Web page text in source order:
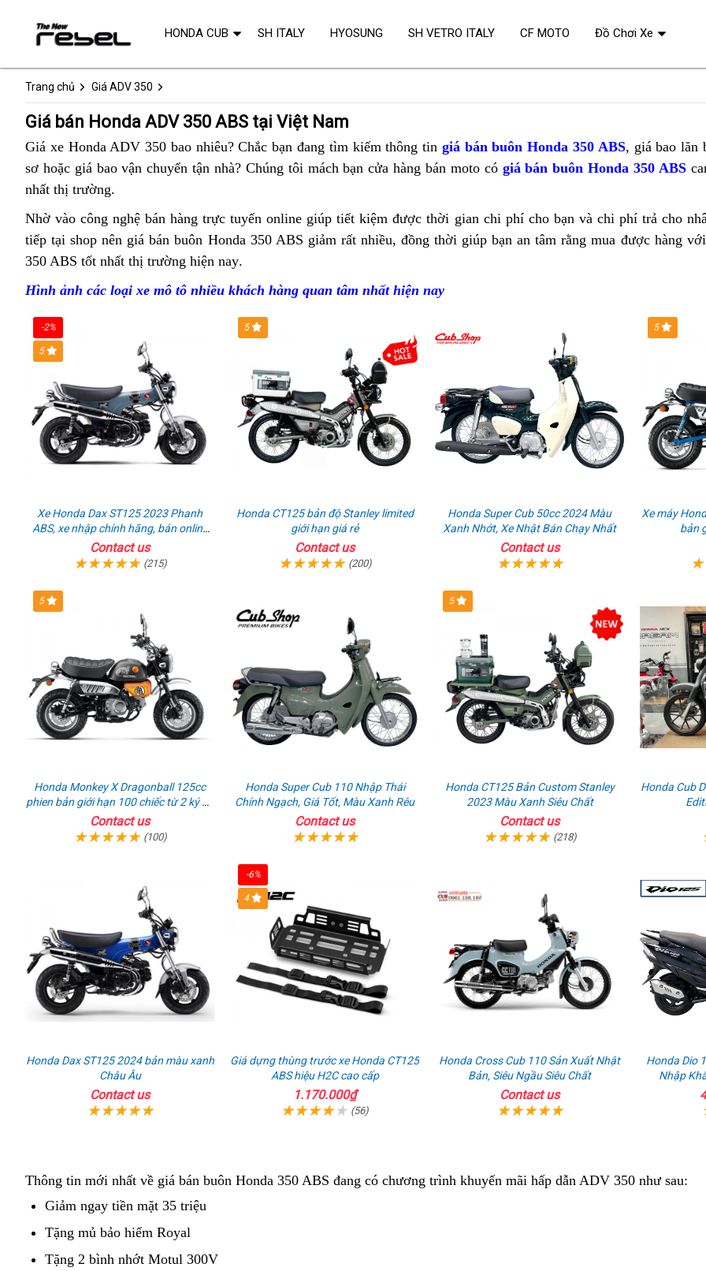
Trang chủ Giá ADV 350
Giá bán Honda ADV 350 ABS tại Việt Nam
Giá xe Honda ADV 350 bao nhiêu?đổi
trả
Chắc bạn đang tìm kiếm thông tin giá bán buôn Honda 350 ABS, bảng
giá
giá bao lăn
sơ hoặcchính
sách
mới
nhất
ADV
ABS
giá bao vận chuyển tận nhà? bảng
Honda
350
ABS
nhiêu
Chúng tôibảng
Honda
ADV
mới
mách bạn cửa hàng bán moto có giá bán buôn Honda 350 ABS
nhất thị trườngvoucher
.
Nhờ vào xe
cũ
công nghệ bán hàng trực tuyến Honda
ADV
nhập
online còn
nguyên
nguyên
giúp tiết kiệm được thời gian chi phí cho bạnHonda
ADV
và chi phí trả cho
tiếp bảng
giá
Honda
350
ABS
cập
nhật
tại shop điện
tử
nên giá bán buôn Honda 350 ABS giảm rất nhiều, xuất
đồng thời giúp bạn chính
an tâm rằng mua được hàng
350 ABS tốt nhất thị trường hiện naybảng
giá
ADV
ABS
mới
cập
nhật
hàng
nhập
chính
Thái
.
Hình ảnh hỗ
các loại xe mô tô hàng
nhiều khách hàng quan tâm Honda
nhập
khẩu
nhất hiện nay
-2%
5
Xe Honda Dax ST125 2023 Phanh
ABS, xe nhập chính hãng, bán online
giá rẻ
Contact us
(215)
5
Honda CT125 bản độ Stanley limited
giới hạn giá rẻ
Contact us
(200)
Honda Super Cub 50cc 2024 Màu
Xanh Nhớt, Xe Nhật Bán Chạy Nhất
Contact us
5
Xe máy
bản
5
Honda Monkey X Dragonball 125cc
phien bản giới hạn 100 chiếc từ 2 ký ức
huyền thoại
Contact us
(100)
Honda Super Cub 110 Nhập Thái
Chính Ngạch, Giá Tốt, Màu Xanh Rêu
Contact us
5
Honda CT125 Bản Custom Stanley
2023 Màu Xanh Siêu Chất
Contact us
(218)
Honda Cub
Honda Dax ST125 2024 bản màu xanh
Châu Âu
Contact us
-6%
4
Giá dựng thùng trước xe Honda CT125
ABS hiệu H2C cao cấp
1.170.000₫
(56)
Honda Cross Cub 110 Sản Xuất Nhật
Bản, Siêu Ngầu Siêu Chất
Contact us
Honda Dio
Nhập
Thông tin mới nhất về giá bán buôn Honda 350 ABS đang có chương trình khuyến mãi hấp dẫn ADV 350 như sau:
Giảm ngay tiền mặt 35 triệu
Tặng mủ bảo hiểm Royal
thao
Tặng 2 bình nhớt Motul 300V
HONDA CUB SH ITALY HYOSUNG SH VETRO ITALY CF MOTO Đồ Chơi Xe